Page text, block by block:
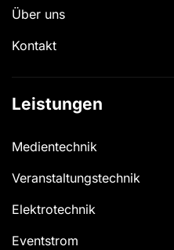
Über uns
Kontakt
Leistungen
Medientechnik
Veranstaltungs­technik
Elektrotechnik
Eventstrom